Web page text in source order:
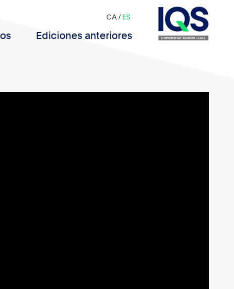
Ediciones anteriores
CA/ ES